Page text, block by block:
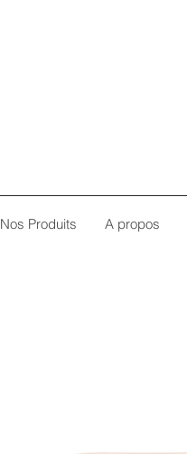
Nos Produits A propos